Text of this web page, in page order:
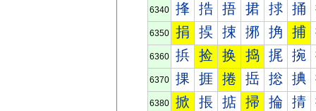
6340 捀 捁 捂 捃 捄 捅
6350 捐 捑 捒 捓 捔 捕
6360 捠 捡 换 捣 捤 捥
6370 捰 捱 捲 捳 捴 捵
6380 掀 掁 掂 掃 掄 掅